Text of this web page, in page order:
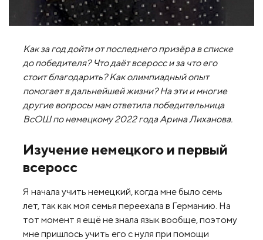
Как за год дойти от последнего призёра в списке
до победителя? Что даёт всеросс и за что его
стоит благодарить? Как олимпиадный опыт
помогает в дальнейшей жизни? На эти и многие
другие вопросы нам ответила победительница
ВсОШ по немецкому 2022 года Арина Лиханова.
Изучение немецкого и первый
всеросс
Я начала учить немецкий, когда мне было семь
лет, так как моя семья переехала в Германию. На
тот момент я ещё не знала язык вообще, поэтому
мне пришлось учить его с нуля при помощи